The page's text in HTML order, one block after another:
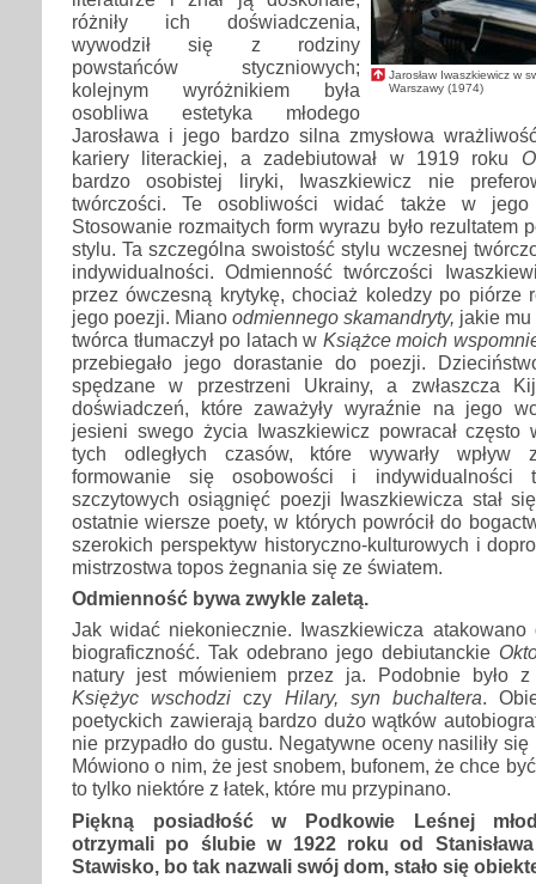
Jarosław Iwaszkiewicz w
Warszawy (1974)
różniły ich doświadczenia,
wywodził się z rodziny
powstańców styczniowych;
kolejnym wyróżnikiem była
osobliwa estetyka młodego
Jarosława i jego bardzo silna zmysłowa
kariery literackiej, a zadebiutował w 1919 roku
bardzo osobistej liryki, Iwaszkiewicz nie
twórczości. Te osobliwości widać także w jego
Stosowanie rozmaitych form wyrazu było rezultatem
stylu. Ta szczególna swoistość stylu wczesnej
indywidualności. Odmienność twórczości
przez ówczesną krytykę, chociaż koledzy po piórze
jego poezji. Miano odmiennego skamandryty, jakie
twórca tłumaczył po latach w Książce moich
przebiegało jego dorastanie do poezji.
spędzane w przestrzeni Ukrainy, a zwłaszcza
doświadczeń, które zaważyły wyraźnie na jego
jesieni swego życia Iwaszkiewicz powracał często
tych odległych czasów, które wywarły wpływ
formowanie się osobowości i indywidualności
szczytowych osiągnięć poezji Iwaszkiewicza stał
ostatnie wiersze poety, w których powrócił do
szerokich perspektyw historyczno-kulturowych i
mistrzostwa topos żegnania się ze światem.
Odmienność bywa zwykle zaletą.
Jak widać niekoniecznie. Iwaszkiewicza atakowano
biograficzność. Tak odebrano jego debiutanckie
natury jest mówieniem przez ja. Podobnie było
Księżyc wschodzi czy Hilary, syn buchaltera.
poetyckich zawierają bardzo dużo wątków
nie przypadło do gustu. Negatywne oceny nasiliły
Mówiono o nim, że jest snobem, bufonem, że chce
to tylko niektóre z łatek, które mu przypinano.
Piękną posiadłość w Podkowie Leśnej
otrzymali po ślubie w 1922 roku od
Stawisko, bo tak nazwali swój dom, stało się